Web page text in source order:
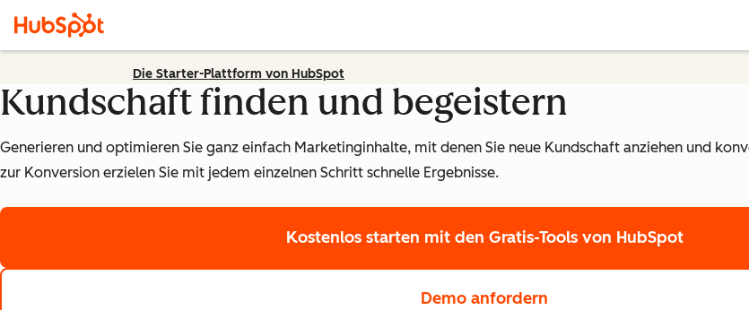
Die Starter-Plattform von HubSpot
Kundschaft finden und begeistern
Generieren und optimieren Sie ganz einfach Marketinginhalte, mit denen Sie neue Kundschaft anziehen und
zur Konversion erzielen Sie mit jedem einzelnen Schritt schnelle Ergebnisse.
Kostenlos starten mit den Gratis-Tools von HubSpot
Demo anfordern